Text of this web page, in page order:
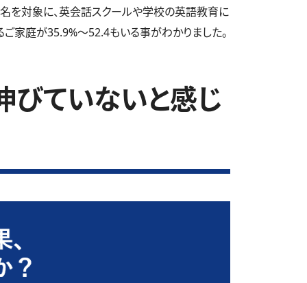
を対象に、英会話スクールや学校の英語教育に
ご家庭が35.9%～52.4もいる事がわかりました。
びていないと感じ